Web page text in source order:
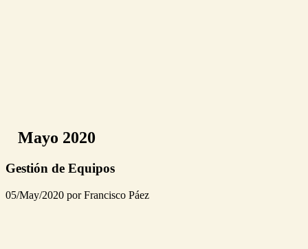
Mayo 2020
Gestión de Equipos
05/May/2020 por Francisco Páez